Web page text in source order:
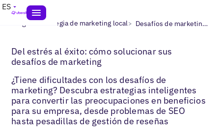
ES
Blogs> Estrategia de marketing local> Desafíos de marketing: cómo solucionarlos
Del estrés al éxito: cómo solucionar sus
desafíos de marketing
¿Tiene dificultades con los desafíos de
marketing? Descubra estrategias inteligentes
para convertir las preocupaciones en beneficios
para su empresa, desde problemas de SEO
hasta pesadillas de gestión de reseñas